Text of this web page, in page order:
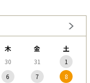
木 金 土
30 31
1
6 7
8